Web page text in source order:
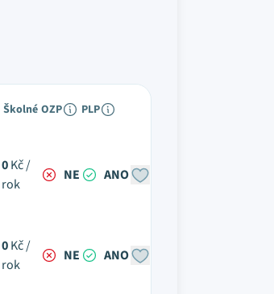
Školné OZP PLP
0Kč /
rok
NE ANO
0Kč /
rok
NE ANO